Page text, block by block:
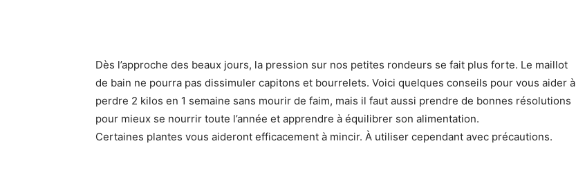
Dès l’approche des beaux jours, la pression sur nos petites rondeurs se fait plus forte. Le maillot
de bain ne pourra pas dissimuler capitons et bourrelets. Voici quelques conseils pour vous aider à
perdre 2 kilos en 1 semaine sans mourir de faim, mais il faut aussi prendre de bonnes résolutions
pour mieux se nourrir toute l’année et apprendre à équilibrer son alimentation.
Certaines plantes vous aideront efficacement à mincir. À utiliser cependant avec précautions.